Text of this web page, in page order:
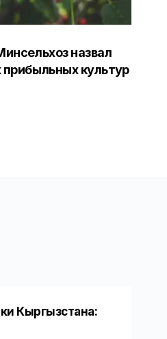
назвал
культур
Кыргызстана: